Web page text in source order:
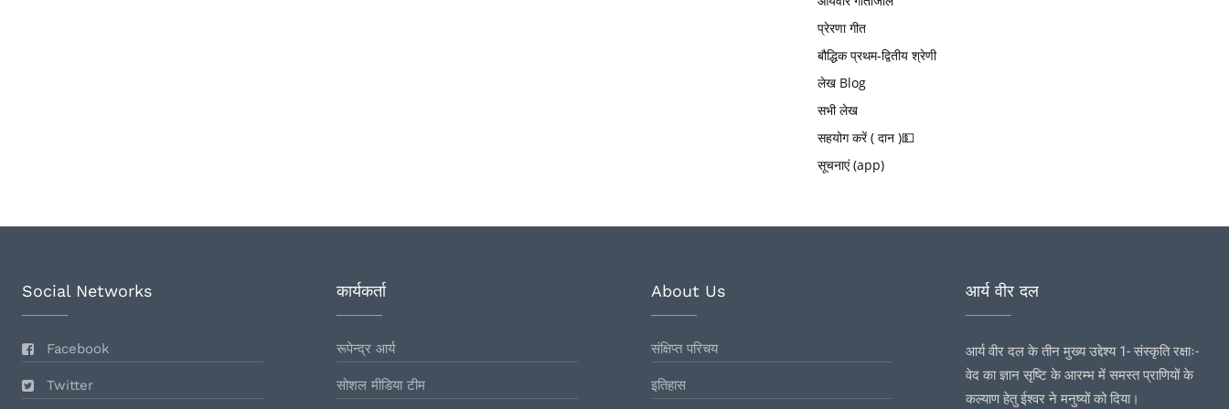
प्रेरणा गीत
बौद्धिक प्रथम-द्वितीय श्रेणी
लेख Blog
सभी लेख
सहयोग करें ( दान )💵
सूचनाएं (app)
Social Networks
Facebook
Twitter
कार्यकर्ता
रूपेन्द्र आर्य
सोशल मीडिया टीम
About Us
संक्षिप्त परिचय
इतिहास
आर्य वीर दल
आर्य वीर दल के तीन मुख्य उद्देश्य 1- संस्कृति रक्षाः-
वेद का ज्ञान सृष्टि के आरम्भ में समस्त प्राणियों के
कल्याण हेतु ईश्वर ने मनुष्यों को दिया।